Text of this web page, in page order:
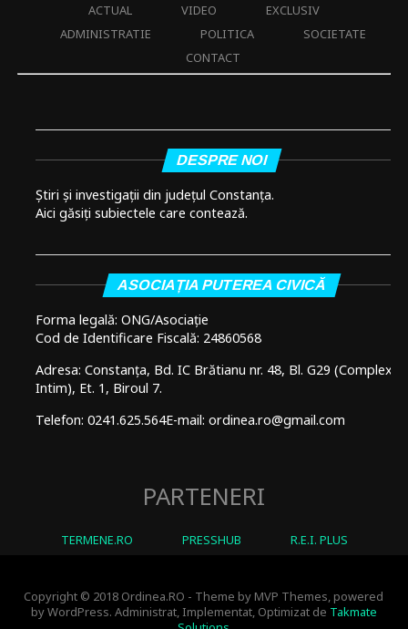
ACTUAL VIDEO
EXCLUSIV
ADMINISTRATIE
POLITICA
SOCIETATE
CONTACT
DESPRE NOI
Știri și investigații din județul Constanța.
Aici găsiți subiectele care contează.
ASOCIAȚIA PUTEREA CIVICĂ
Forma legală: ONG/Asociație
Cod de Identificare Fiscală: 24860568
Adresa: Constanța, Bd. IC Brătianu nr. 48, Bl. G29 (Complex
Intim), Et. 1, Biroul 7.
Telefon: 0241.625.564E-mail: ordinea.ro@gmail.com
PARTENERI
TERMENE.RO PRESSHUB R.E.I. PLUS
Copyright © 2018 Ordinea.RO - Theme by MVP Themes, powered
by WordPress. Administrat, Implementat, Optimizat de Takmate